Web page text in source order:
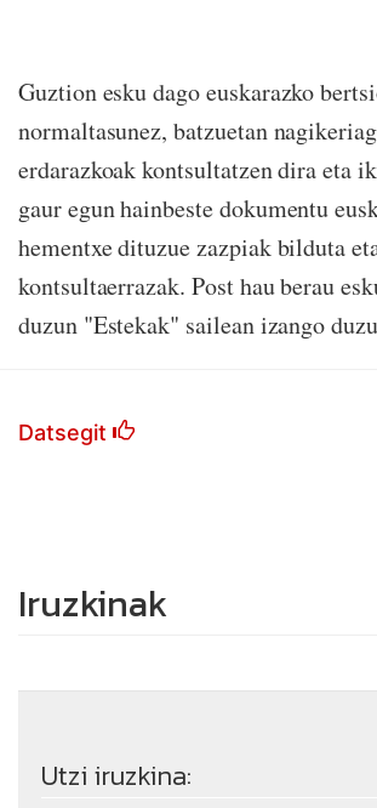
Guztion esku dago euskarazko
normaltasunez, batzuetan
erdarazkoak kontsultatzen dira eta
gaur egun hainbeste dokumentu
hementxe dituzue zazpiak bilduta
kontsultaerrazak. Post hau berau
duzun "Estekak" sailean izango
Datsegit
Iruzkinak
Utzi iruzkina: